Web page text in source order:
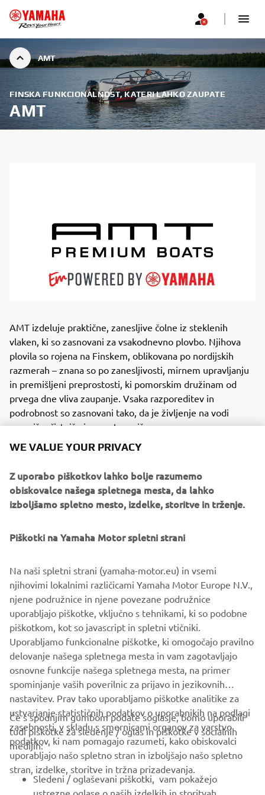
AMT
FINSKA FUNKCIONALNOST, KATERI LAHKO ZAUPATE
AMT
AMT izdeluje praktične, zanesljive čolne iz steklenih
vlaken, ki so zasnovani za vsakodnevno plovbo. Njihova
plovila so rojena na Finskem, oblikovana po nordijskih
razmerah – znana so po zanesljivosti, mirnem upravljanju
in premišljeni preprostosti, ki pomorskim družinam od
prvega dne vliva zaupanje. Vsaka razporeditev in
podrobnost so zasnovani tako, da je življenje na vodi
varnejše, čistejše in enostavnejše.
pustolovce, AMT izdeluje različne gliserje brez kabine,
gliserje s kabino in osrednje konzole, ki so idealni za
jezera, arhipelage in razčlenjene obale. Osredotočajo se
lastništva, zaradi česar je AMT zaupanja vredna izbira za
ljudi, ki cenijo udobje brez kompliciranja.
1/10
URADNA SPLETNA STRAN AMT
PODJETJA
ZA PODJETJA
WE VALUE YOUR PRIVACY
Z uporabo piškotkov lahko bolje razumemo
obiskovalce našega spletnega mesta, da lahko
izboljšamo spletno mesto, izdelke, storitve in trženje.
Piškotki na Yamaha Motor spletni strani
Na naši spletni strani (yamaha-motor.eu) in vsemi
njihovimi lokalnimi različicami Yamaha Motor Europe N.V.,
njene podružnice in njene povezane podružnice
uporabljajo piškotke, vključno s tehnikami, ki so podobne
piškotkom, kot so javascript in spletni vtičniki.
Uporabljamo funkcionalne piškotke, ki omogočajo pravilno
delovanje našega spletnega mesta in vam zagotavljajo
osnovne funkcije našega spletnega mesta, na primer
spominjanje vaših poverilnic za prijavo in jezikovnih
nastavitev. Prav tako uporabljamo piškotke analitike za
ustvarjanje statističnih podatkov o uporabnikih na podlagi
zasebnosti, v skladu s smernicami organov za varstvo
podatkov, ki nam pomagajo razumeti, kako obiskovalci
uporabljajo našo spletno stran in izboljšajo našo spletno
stran, izdelke, storitve in tržna prizadevanja.
Če s spodnjim gumbom podate soglasje, bomo uporabili
tudi piškotke za sledenje / oglas in piškotke v socialnih
medijih:
Sledeni / oglaševani piškotki, vam pokažejo
ustrezne oglase o naših izdelkih in storitvah,